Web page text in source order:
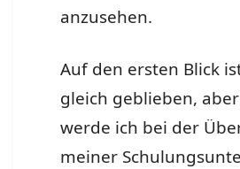
anzusehen.
Auf den ersten Blick
gleich geblieben,
werde ich bei der
meiner